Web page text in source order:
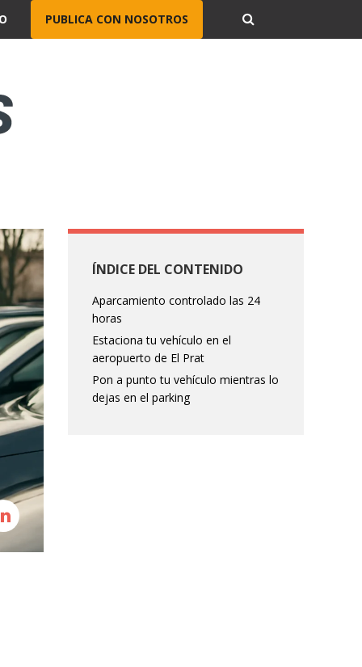
PUBLICA CON NOSOTROS
ÍNDICE DEL CONTENIDO
Aparcamiento controlado las 24
horas
Estaciona tu vehículo en el
aeropuerto de El Prat
Pon a punto tu vehículo mientras lo
dejas en el parking